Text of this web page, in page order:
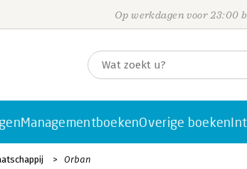
Op werkdagen voor 23:00
ManagementboekenOverige boeken
Orban